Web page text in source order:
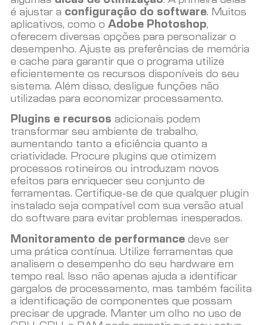
é ajustar a configuração do software. Muitos
aplicativos, como o Adobe Photoshop,
oferecem diversas opções para personalizar o
desempenho. Ajuste as preferências de memória
e cache para garantir que o programa utilize
eficientemente os recursos disponíveis do seu
sistema. Além disso, desligue funções não
utilizadas para economizar processamento.
Plugins e recursos adicionais podem
transformar seu ambiente de trabalho,
aumentando tanto a eficiência quanto a
criatividade. Procure plugins que otimizem
processos rotineiros ou introduzam novos
efeitos para enriquecer seu conjunto de
ferramentas. Certifique-se de que qualquer plugin
instalado seja compatível com sua versão atual
do software para evitar problemas inesperados.
Monitoramento de performance deve ser
uma prática contínua. Utilize ferramentas que
analisem o desempenho do seu hardware em
tempo real. Isso não apenas ajuda a identificar
gargalos de processamento, mas também facilita
a identificação de componentes que possam
precisar de upgrade. Manter um olho no uso de